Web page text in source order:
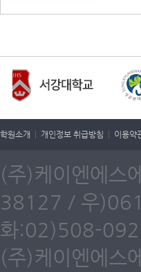
학원소개 개인정보 취급방침 이용약
(주)케이엔에스
38127 / 우
화:02)508-
(주)케이엔에스